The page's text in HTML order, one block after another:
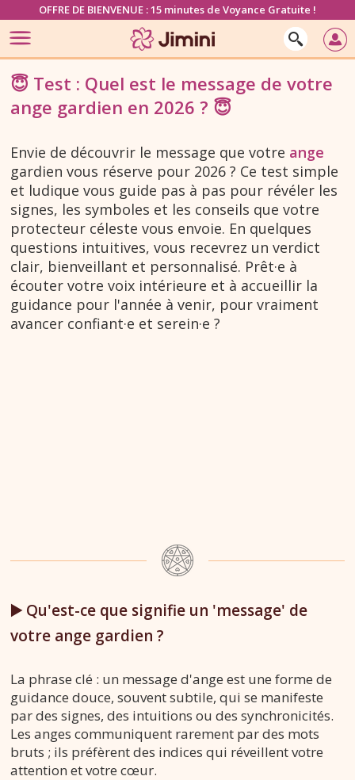
OFFRE DE BIENVENUE : 15 minutes de Voyance Gratuite !
😇 Test : Quel est le message de votre
ange gardien en 2026 ? 😇
Envie de découvrir le message que votre ange
gardien vous réserve pour 2026 ? Ce test simple
et ludique vous guide pas à pas pour révéler les
signes, les symboles et les conseils que votre
protecteur céleste vous envoie. En quelques
questions intuitives, vous recevrez un verdict
clair, bienveillant et personnalisé. Prêt·e à
écouter votre voix intérieure et à accueillir la
guidance pour l'année à venir, pour vraiment
avancer confiant·e et serein·e ?
▶️ Qu'est-ce que signifie un 'message' de
votre ange gardien ?
La phrase clé : un message d'ange est une forme de
guidance douce, souvent subtile, qui se manifeste
par des signes, des intuitions ou des synchronicités.
Les anges communiquent rarement par des mots
bruts ; ils préfèrent des indices qui réveillent votre
attention et votre cœur.